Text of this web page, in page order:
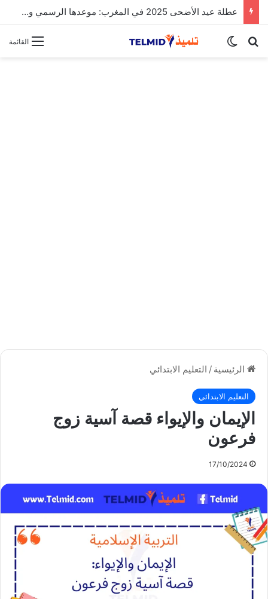
عطلة عيد الأضحى 2025 في المغرب: موعدها الرسمي وتفاصيل الإجازة
القائمة بحث عنالوضع المظلم
الرئيسية / التعليم الابتدائي
التعليم الابتدائي
الإيمان والإيواء قصة آسية زوج
فرعون
17/10/2024